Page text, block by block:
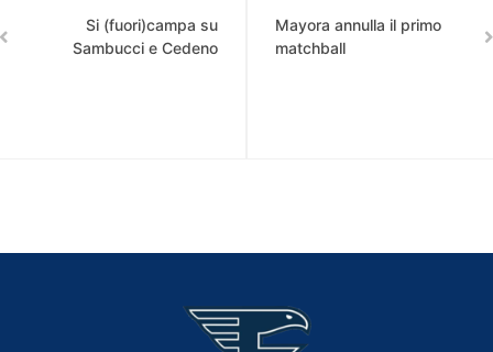
Si (fuori)campa su
Sambucci e Cedeno
Mayora annulla il primo
matchball